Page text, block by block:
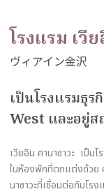
โรงแรม เวี
เป็นโรงแรมธุร
West และอยู่
เวียอิน คานาซาวะ เป็น
ในห้องพักที่ตกแต่งด้วย
นาซาวะที่เชื่อ